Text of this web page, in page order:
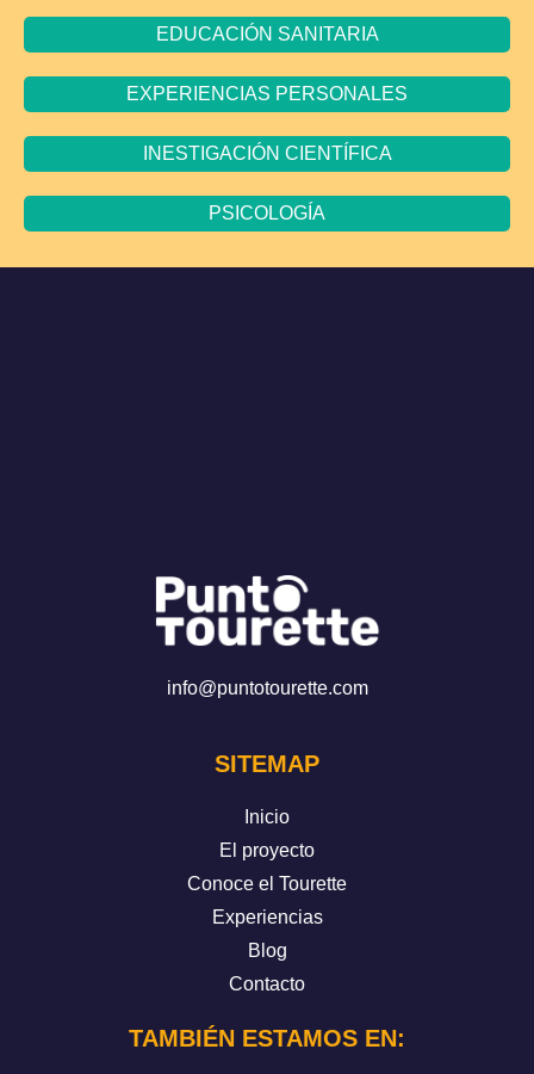
EDUCACIÓN SANITARIA
EXPERIENCIAS PERSONALES
INESTIGACIÓN CIENTÍFICA
PSICOLOGÍA
info@puntotourette.com
SITEMAP
Inicio
El proyecto
Conoce el Tourette
Experiencias
Blog
Contacto
TAMBIÉN ESTAMOS EN: